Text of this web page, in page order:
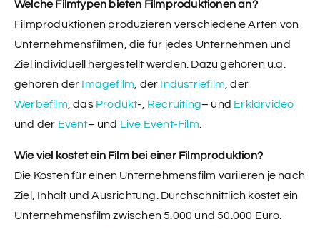
Welche Filmtypen bieten Filmproduktionen an?
Filmproduktionen produzieren verschiedene Arten von
Unternehmensfilmen, die für jedes Unternehmen und
Ziel individuell hergestellt werden. Dazu gehören u.a.
gehören der Imagefilm, der Industriefilm, der
Werbefilm, das Produkt-, Recruiting– und Erklärvideo
und der Event– und Live Event-Film.
Wie viel kostet ein Film bei einer Filmproduktion?
Die Kosten für einen Unternehmensfilm variieren je nach
Ziel, Inhalt und Ausrichtung. Durchschnittlich kostet ein
Unternehmensfilm zwischen 5.000 und 50.000 Euro.